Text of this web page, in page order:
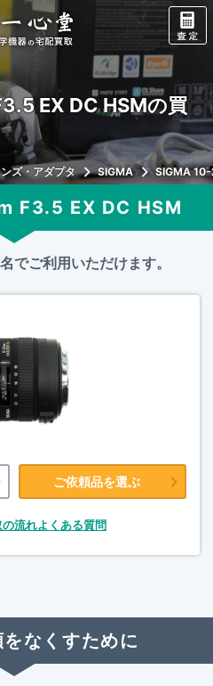
EX DC HSMの買
ズ・アダプタ SIGMA SIGMA
F3.5 EX DC HSM
でご利用いただけます。
ご依頼品を選ぶ
の流れよくある質問
なくすために